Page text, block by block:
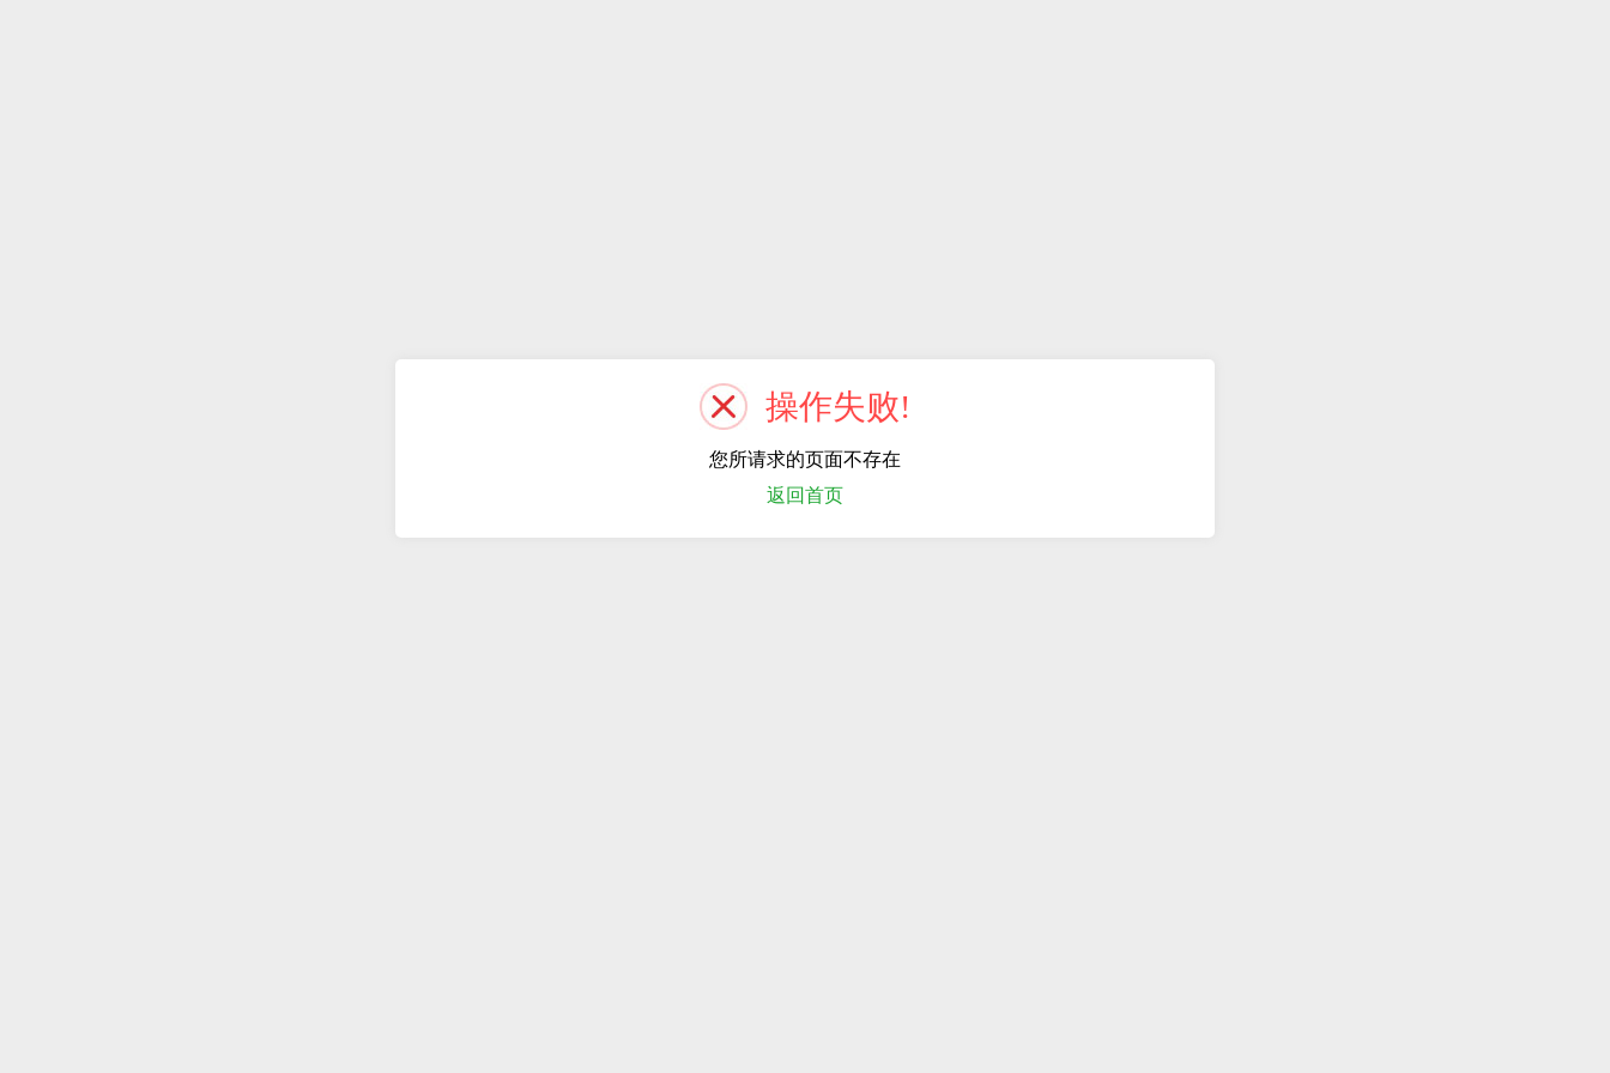
操作失败!
您所请求的页面不存在
返回首页